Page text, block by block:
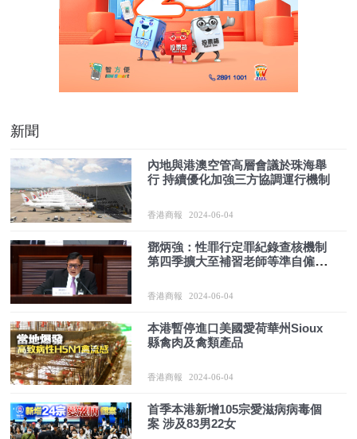
新聞
內地與港澳空管高層會議於珠海舉
行 持續優化加強三方協調運行機制
香港商報 2024-06-04
鄧炳強：性罪行定罪紀錄查核機制
第四季擴大至補習老師等準自僱人
香港商報 2024-06-04
本港暫停進口美國愛荷華州Sioux
縣禽肉及禽類產品
香港商報 2024-06-04
首季本港新增105宗愛滋病病毒個
案 涉及83男22女